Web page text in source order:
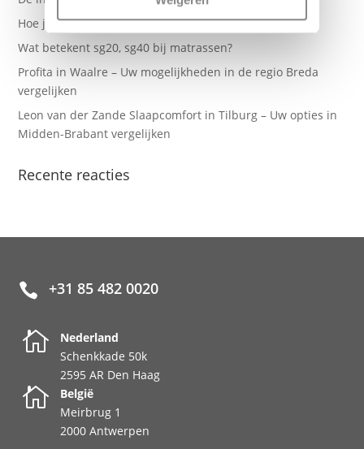
Hoe je matras goed te onderhouden
Wat betekent sg20, sg40 bij matrassen?
Profita in Waalre – Uw mogelijkheden in de regio Breda
vergelijken
Leon van der Zande Slaapcomfort in Tilburg – Uw opties in
Midden-Brabant vergelijken
Recente reacties
 +31 85 482 0020

Nederland
Schenkkade 50k
2595 AR Den Haag

België
Meirbrug 1
2000 Antwerpen